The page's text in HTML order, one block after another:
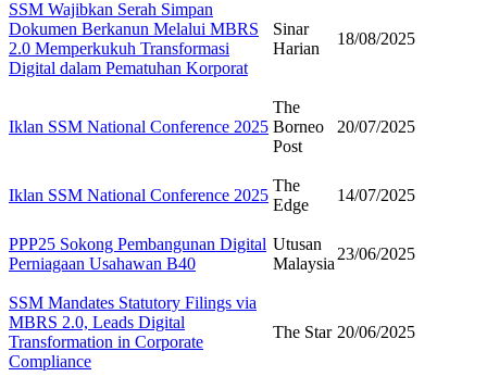
SSM Wajibkan Serah Simpan
Dokumen Berkanun Melalui MBRS
2.0 Memperkukuh Transformasi
Digital dalam Pematuhan Korporat
Sinar
Harian
18/08/2025
Iklan SSM National Conference 2025
​​The
Borneo
Post​
20/07/2025
Iklan SSM National Conference 2025
The
Edge
14/07/2025
PPP25 Sokong Pembangunan Digital
Perniagaan Usahawan B40
Utusan
Malaysia
23/06/2025
SSM Mandates Statutory Filings via
MBRS 2.0, Leads Digital
Transformation in Corporate
Compliance
The Star 20/06/2025